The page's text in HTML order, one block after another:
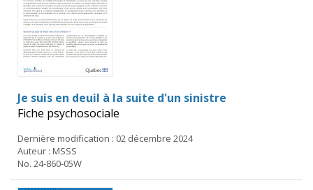
Je suis en deuil à la suite d'un sinistre
Fiche psychosociale
Dernière modification : 02 décembre 2024
Auteur : MSSS
No. 24-860-05W